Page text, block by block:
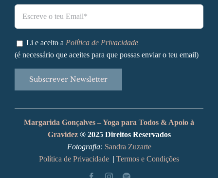
Li e aceito a Política de Privacidade
(é necessário que aceites para que possas enviar o teu email)
Margarida Gonçalves – Yoga para Todos & Apoio à
Gravidez® 2025 Direitos Reservados
Fotografia: Sandra Zuzarte
Política de Privacidade | Termos e Condições